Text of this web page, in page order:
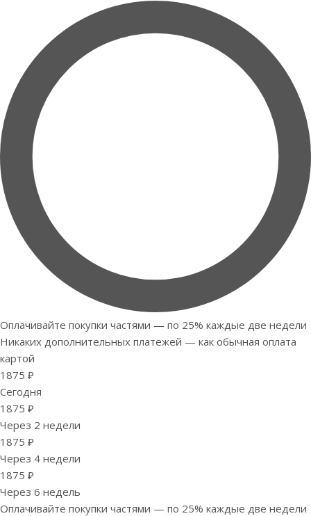
Оплачивайте покупки частями — по 25% каждые две недели
Никаких дополнительных платежей — как обычная оплата
картой
1875 ₽
Сегодня
1875 ₽
Через 2 недели
1875 ₽
Через 4 недели
1875 ₽
Через 6 недель
Оплачивайте покупки частями — по 25% каждые две недели